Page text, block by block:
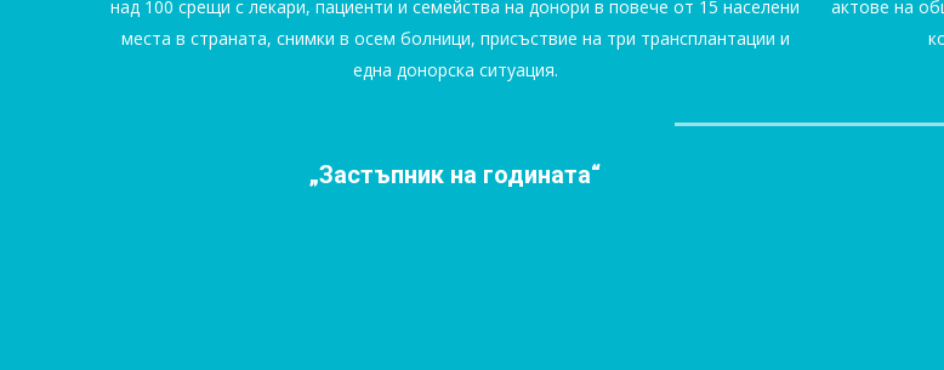
над 100 срещи с лекари, пациенти и семейства на донори в повече от 15 населени
места в страната, снимки в осем болници, присъствие на три трансплантации и
една донорска ситуация.
актове на
„Застъпник на годината“